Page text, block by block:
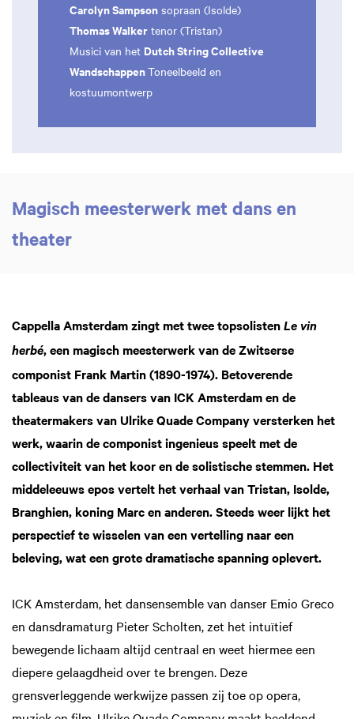
Carolyn Sampson sopraan (Isolde)
Thomas Walker tenor (Tristan)
Musici van het Dutch String Collective
WandschappenToneelbeeld en
kostuumontwerp
Magisch meesterwerk met dans en
theater
Cappella Amsterdam zingt met twee topsolisten Le vin
herbé, een magisch meesterwerk van de Zwitserse
componist Frank Martin (1890-1974). Betoverende
tableaus van de dansers van ICK Amsterdam en de
theatermakers van Ulrike Quade Company versterken het
werk, waarin de componist ingenieus speelt met de
collectiviteit van het koor en de solistische stemmen. Het
middeleeuws epos vertelt het verhaal van Tristan, Isolde,
Branghien, koning Marc en anderen. Steeds weer lijkt het
perspectief te wisselen van een vertelling naar een
beleving, wat een grote dramatische spanning oplevert.
ICK Amsterdam, het dansensemble van danser Emio Greco
en dansdramaturg Pieter Scholten, zet het intuïtief
bewegende lichaam altijd centraal en weet hiermee een
diepere gelaagdheid over te brengen. Deze
grensverleggende werkwijze passen zij toe op opera,
Zoom
in